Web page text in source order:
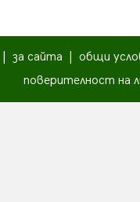
за сайта
общи
поверителност на